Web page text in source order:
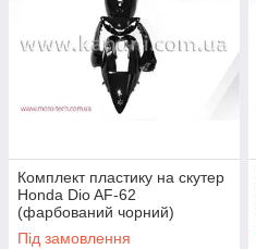
Комплект пластику на скутер
Honda Dio AF-62
(фарбований чорний)
Mototech
Під замовлення